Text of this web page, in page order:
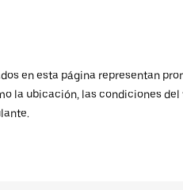
en esta página representan
la ubicación, las condiciones